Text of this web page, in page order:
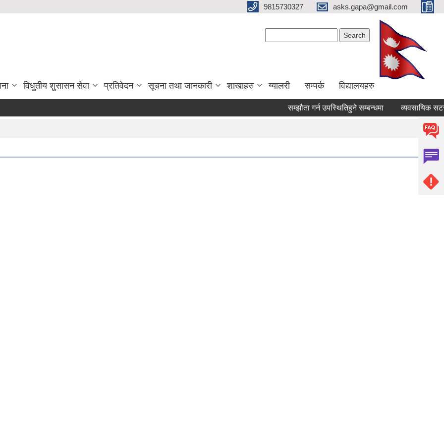
9815730327 asks.gapa@gmail.com
विधुतीय शुसासन सेवा प्रतिवेदन सूचना तथा जानकारी शाखाहरु ग्यालरी सम्पर्क विद्यालयहरु
सम्झौता गर्न उपस्थितिहुने सम्बन्धमा व्यवसायिक सटर/